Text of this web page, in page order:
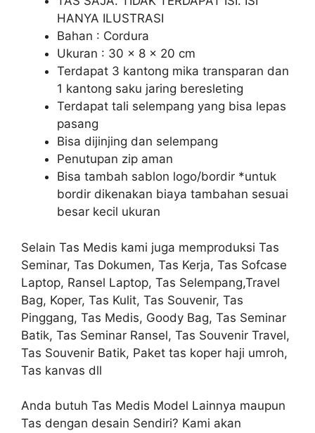
HANYA ILUSTRASI
Bahan : Cordura
Ukuran : 30 x 8 x 20 cm
Terdapat 3 kantong mika transparan dan
1 kantong saku jaring beresleting
Terdapat tali selempang yang bisa lepas
pasang
Bisa dijinjing dan selempang
Penutupan zip aman
Bisa tambah sablon logo/bordir *untuk
bordir dikenakan biaya tambahan sesuai
besar kecil ukuran
Selain Tas Medis kami juga memproduksi Tas
Seminar, Tas Dokumen, Tas Kerja, Tas Sofcase
Laptop, Ransel Laptop, Tas Selempang,Travel
Bag, Koper, Tas Kulit, Tas Souvenir, Tas
Pinggang, Tas Medis, Goody Bag, Tas Seminar
Batik, Tas Seminar Ransel, Tas Souvenir Travel,
Tas Souvenir Batik, Paket tas koper haji umroh,
Tas kanvas dll
Anda butuh Tas Medis Model Lainnya maupun
Tas dengan desain Sendiri? Kami akan